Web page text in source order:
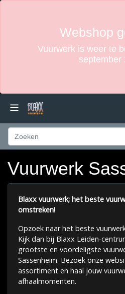
Webshop
Vuurwerk is weer te
september
Vuurwerk
Blaxx vuurwerk; het beste
omstreken!
Opzoek naar het beste
Kijk dan bij Blaxx Leiden-
grootste en voordeligste
Sassenheim. Bezoek onze
assortiment en haal jouw
afhaalmomenten.